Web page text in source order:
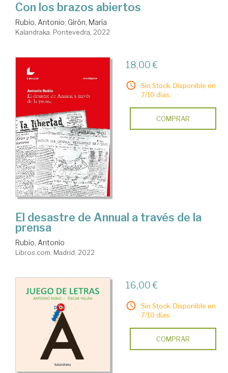
Con los brazos abiertos
Rubio, Antonio; Girón, María
Kalandraka. Pontevedra, 2022
18,00 €
Sin Stock. Disponible en
7/10 días.
COMPRAR
El desastre de Annual a través de la
prensa
Rubio, Antonio
Libros.com. Madrid, 2022
16,00 €
Sin Stock. Disponible en
7/10 días.
COMPRAR